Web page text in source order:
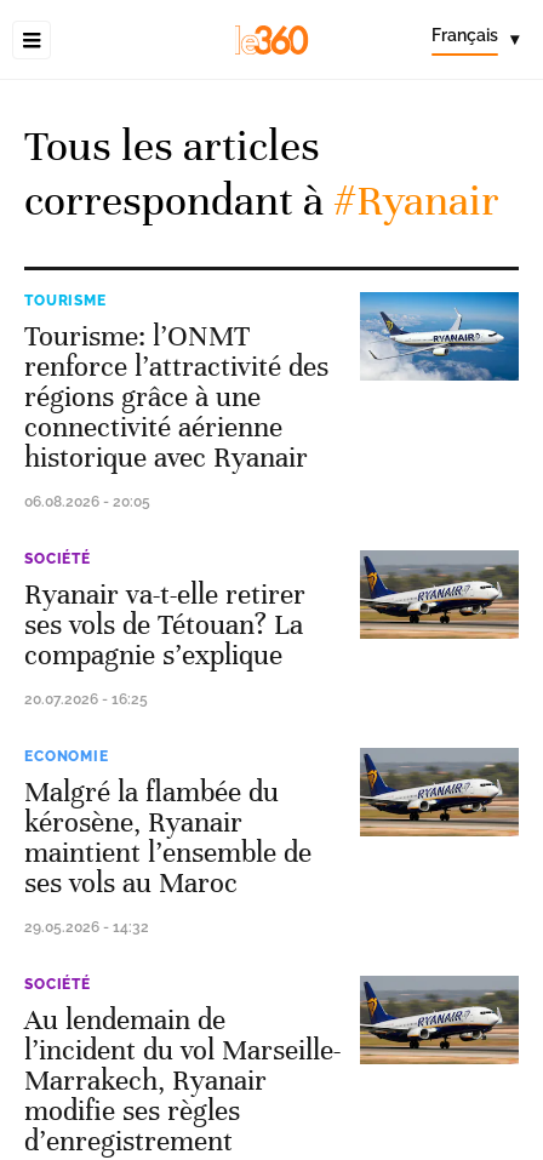
Français ▾
Tous les articles
correspondant à#Ryanair
TOURISME
Tourisme: l’ONMT
renforce l’attractivité des
régions grâce à une
connectivité aérienne
historique avec Ryanair
06.08.2026 - 20:05
SOCIÉTÉ
Ryanair va-t-elle retirer
ses vols de Tétouan? La
compagnie s’explique
20.07.2026 - 16:25
ECONOMIE
Malgré la flambée du
kérosène, Ryanair
maintient l’ensemble de
ses vols au Maroc
29.05.2026 - 14:32
SOCIÉTÉ
Au lendemain de
l’incident du vol Marseille-
Marrakech, Ryanair
modifie ses règles
d’enregistrement